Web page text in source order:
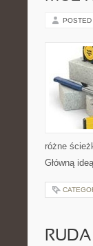
POSTED
różne
Główną